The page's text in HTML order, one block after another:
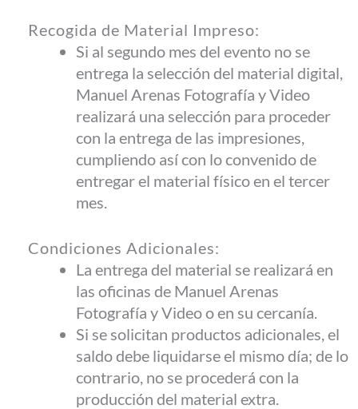
Recogida de Material Impreso:
Si al segundo mes del evento no se
entrega la selección del material digital,
Manuel Arenas Fotografía y Video
realizará una selección para proceder
con la entrega de las impresiones,
cumpliendo así con lo convenido de
entregar el material físico en el tercer
mes.
Condiciones Adicionales:
La entrega del material se realizará en
las oficinas de Manuel Arenas
Fotografía y Video o en su cercanía.
Si se solicitan productos adicionales, el
saldo debe liquidarse el mismo día; de lo
contrario, no se procederá con la
producción del material extra.